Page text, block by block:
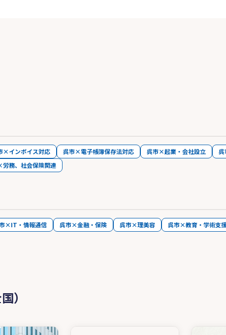
×インボイス対応 呉市×電子帳簿保存法対応 呉市×起業・会社設立
務、社会保険関連
×IT・情報通信 呉市×金融・保険 呉市×理美容 呉市×教育・学術支
）